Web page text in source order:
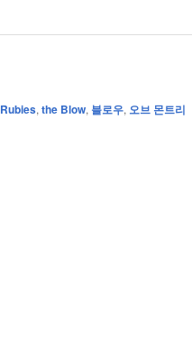
Rubies, the Blow, 블로우, 오브 몬트리